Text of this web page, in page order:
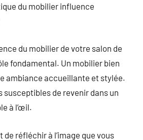
du mobilier influence
du mobilier de votre salon de
fondamental. Un mobilier bien
ambiance accueillante et stylée.
susceptibles de revenir dans un
à l’œil.
réfléchir à l’image que vous